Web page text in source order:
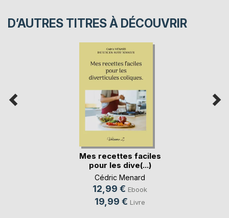
D’AUTRES TITRES À DÉCOUVRIR
Mes recettes faciles
pour les dive(...)
Cédric Menard
12,99 € Ebook
19,99 € Livre